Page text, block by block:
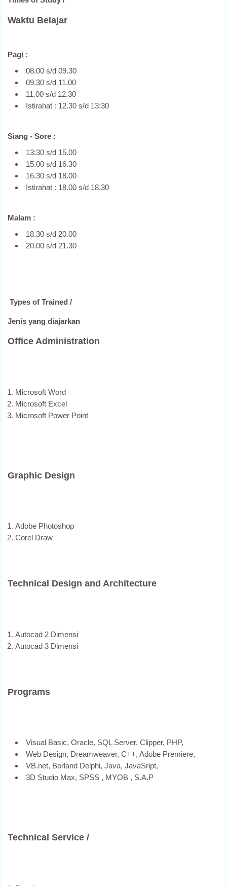
Waktu Belajar
Pagi :
08.00 s/d 09.30
09.30 s/d 11.00
11.00 s/d 12.30
Istirahat : 12.30 s/d 13:30
Siang - Sore :
13:30 s/d 15.00
15.00 s/d 16.30
16.30 s/d 18.00
Istirahat : 18.00 s/d 18.30
Malam :
18.30 s/d 20.00
20.00 s/d 21.30
Types of Trained /
Jenis yang diajarkan
Office Administration
Microsoft Word
Microsoft Excel
Microsoft Power Point
Graphic Design
Adobe Photoshop
Corel Draw
Technical Design and Architecture
Autocad 2 Dimensi
Autocad 3 Dimensi
Programs
Visual Basic, Oracle, SQL Server, Clipper, PHP,
Web Design, Dreamweaver, C++, Adobe Premiere,
VB.net, Borland Delphi, Java, JavaSript,
3D Studio Max, SPSS , MYOB , S.A.P
Technical Service /